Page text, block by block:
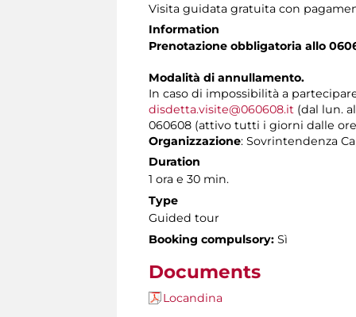
Visita guidata gratuita con
Information
Prenotazione obbligatoria allo
Modalità di annullamento.
In caso di impossibilità a
disdetta.visite@060608.it (dal lun.
060608 (attivo tutti i giorni dalle ore
Organizzazione: Sovrintendenza
Duration
1 ora e 30 min.
Type
Guided tour
Booking compulsory: Sì
Documents
Locandina